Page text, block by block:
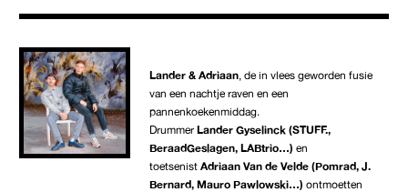
Lander & Adriaan, de in vlees geworden fusie
van een nachtje raven en een
pannenkoekenmiddag.
Drummer Lander Gyselinck (STUFF.,
BeraadGeslagen, LABtrio…) en
toetsenist Adriaan Van de Velde (Pomrad, J.
Bernard, Mauro Pawlowski…) ontmoetten